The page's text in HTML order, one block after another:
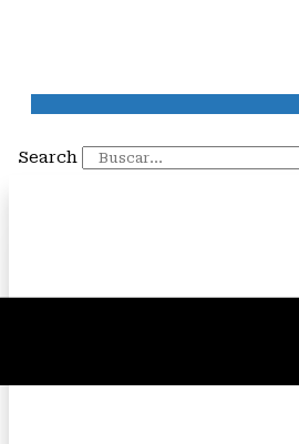
Search